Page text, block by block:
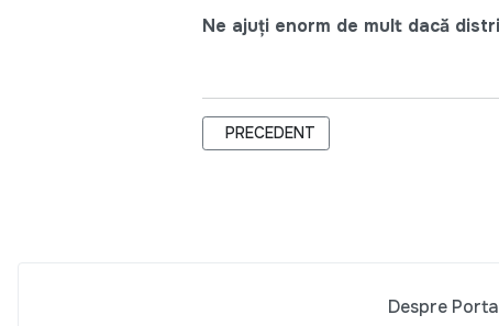
Ne ajuți enorm de mult dacă
ARTICOL PRECEDENT: ZIUA
PRECEDENT
Despre